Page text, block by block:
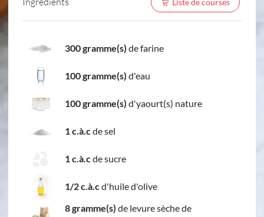
Liste de courses
300 gramme(s) de farine
100 gramme(s) d'eau
100 gramme(s) d'yaourt(s) nature
1 c.à.cde sel
1 c.à.cde sucre
1/2 c.à.cd'huile d'olive
8 gramme(s) de levure sèche de